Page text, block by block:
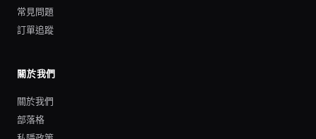
常見問題
訂單追蹤
關於我們
關於我們
部落格